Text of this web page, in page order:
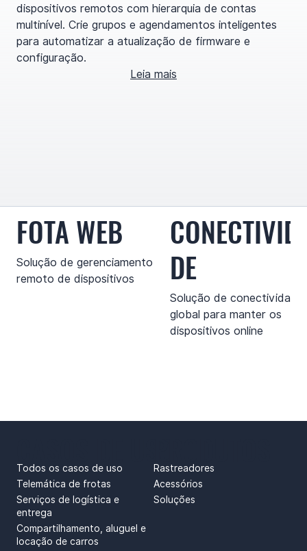
dispositivos remotos com hierarquia de contas
multinível. Crie grupos e agendamentos inteligentes
para automatizar a atualização de firmware e
configuração.
Leia mais
FOTA WEB
Solução de gerenciamento
remoto de dispositivos
DE
Solução de conectividade
global para manter os
dispositivos online
Todos os casos de uso
Telemática de frotas
Serviços de logística e
entrega
Compartilhamento, aluguel e
locação de carros
Rastreadores
Acessórios
Soluções